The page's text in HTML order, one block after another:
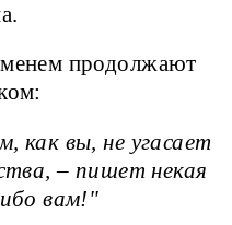
продолжают
как вы, не угасает
– пишет некая
вам!"